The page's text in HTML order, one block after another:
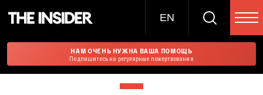
EN
НАМ ОЧЕНЬ НУЖНА ВАША ПОМОЩЬ
Подпишитесь на регулярные пожертвования